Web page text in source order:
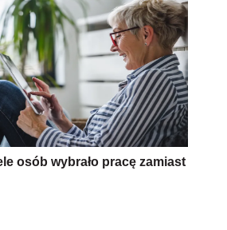
osób wybrało pracę zamiast